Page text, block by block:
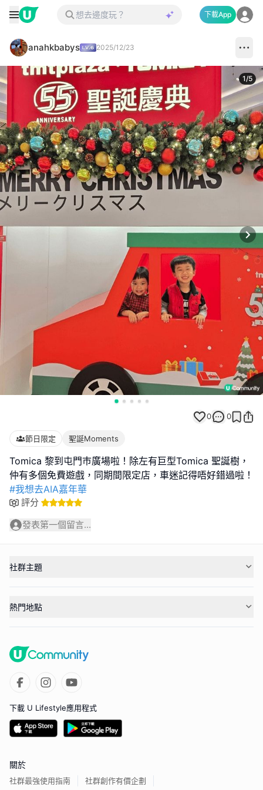
下載App
anahkbabys 2025/12/23
1/5
0 0
節日限定 聖誕Moments
Tomica 黎到屯門巿廣場啦！除左有巨型Tomica 聖誕樹，
仲有多個免費遊戲，同期間限定店，車迷記得唔好錯過啦！
#我想去AIA嘉年華
評分
發表第一個留言...
社群主題
熱門地點
下載 U Lifestyle應用程式
關於
社群最強使用指南 社群創作有價企劃